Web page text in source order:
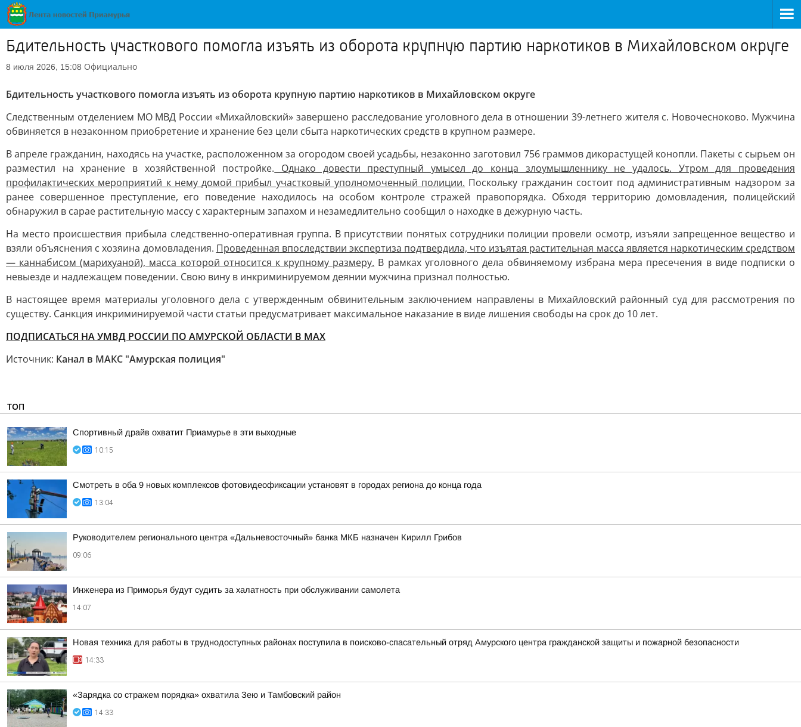
Бдительность участкового помогла изъять из оборота крупную партию наркотиков в Михайловском округе
8 июля 2026, 15:08 Официально
Бдительность участкового помогла изъять из оборота крупную партию наркотиков в Михайловском округе
Следственным отделением МО МВД России «Михайловский» завершено расследование уголовного дела в отношении 39-летнего жителя с. Новочесноково. Мужчина
обвиняется в незаконном приобретение и хранение без цели сбыта наркотических средств в крупном размере.
В апреле гражданин, находясь на участке, расположенном за огородом своей усадьбы, незаконно заготовил 756 граммов дикорастущей конопли. Пакеты с сырьем он
разместил на хранение в хозяйственной постройке. Однако довести преступный умысел до конца злоумышленнику не удалось. Утром для проведения
профилактических мероприятий к нему домой прибыл участковый уполномоченный полиции. Поскольку гражданин состоит под административным надзором за
ранее совершенное преступление, его поведение находилось на особом контроле стражей правопорядка. Обходя территорию домовладения, полицейский
обнаружил в сарае растительную массу с характерным запахом и незамедлительно сообщил о находке в дежурную часть.
На место происшествия прибыла следственно-оперативная группа. В присутствии понятых сотрудники полиции провели осмотр, изъяли запрещенное вещество и
взяли объяснения с хозяина домовладения. Проведенная впоследствии экспертиза подтвердила, что изъятая растительная масса является наркотическим средством
— каннабисом (марихуаной), масса которой относится к крупному размеру. В рамках уголовного дела обвиняемому избрана мера пресечения в виде подписки о
невыезде и надлежащем поведении. Свою вину в инкриминируемом деянии мужчина признал полностью.
В настоящее время материалы уголовного дела с утвержденным обвинительным заключением направлены в Михайловский районный суд для рассмотрения по
существу. Санкция инкриминируемой части статьи предусматривает максимальное наказание в виде лишения свободы на срок до 10 лет.
ПОДПИСАТЬСЯ НА УМВД РОССИИ ПО АМУРСКОЙ ОБЛАСТИ В МАХ
Источник: Канал в МАКС "Амурская полиция"
ТОП
Спортивный драйв охватит Приамурье в эти выходные
10:15
Смотреть в оба 9 новых комплексов фотовидеофиксации установят в городах региона до конца года
13:04
Руководителем регионального центра «Дальневосточный» банка МКБ назначен Кирилл Грибов
09:06
Инженера из Приморья будут судить за халатность при обслуживании самолета
14:07
Новая техника для работы в труднодоступных районах поступила в поисково-спасательный отряд Амурского центра гражданской защиты и пожарной безопасности
14:33
«Зарядка со стражем порядка» охватила Зею и Тамбовский район
14:33